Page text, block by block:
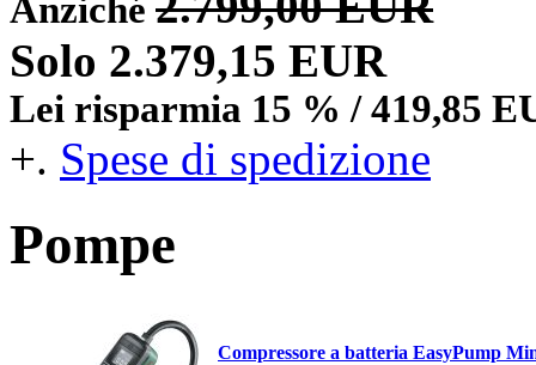
Anziché
Solo 2.379,15 EUR
Lei risparmia 15 % / 419,85
+. Spese di spedizione
Pompe
Compressore a batteria EasyPump